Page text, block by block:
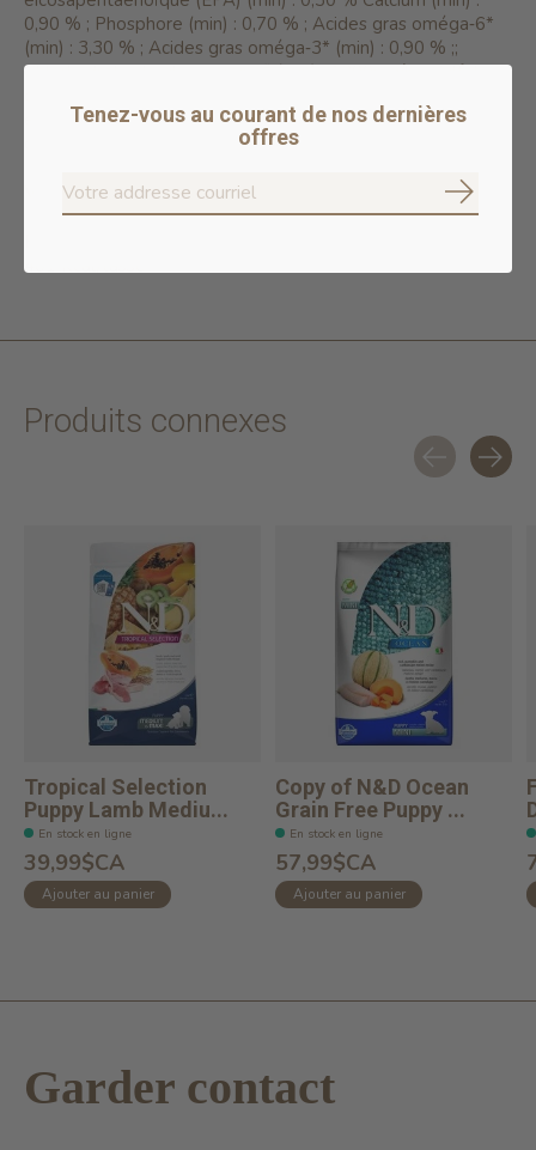
0,90 % ; Phosphore (min) : 0,70 % ; Acides gras oméga‐6*
(min) : 3,30 % ; Acides gras oméga‐3* (min) : 0,90 % ;;
Chlorhydrate de glucosamine* (min) : 1200mg/kg. Sulfate
élément nutritif essentiel par les profils d'éléments nutritifs
VALEUR ÉNERGÉTIQUE
401 Kcal/tasse
Produits connexes
Tropical Selection
Puppy Lamb Mediu...
En stock en ligne
39,99$CA
Ajouter au panier
Copy of N&D Ocean
Grain Free Puppy ...
En stock en ligne
57,99$CA
Ajouter au panier
Garder contact
Tenez-vous au courant de nos dernières
offres